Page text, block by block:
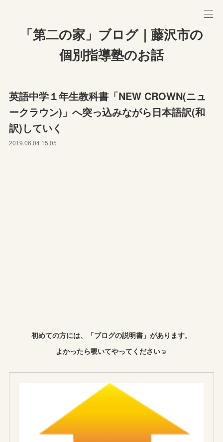
「第二の家」ブログ｜藤沢市の
個別指導塾のお話
英語中学１年生教科書「NEW CROWN(ニュ
ークラウン)」へ突っ込みながら日本語訳(和
訳)していく
2019.06.04 15:05
初めての方には、「ブログの説明書」があります。
よかったら覗いてやってください☺︎